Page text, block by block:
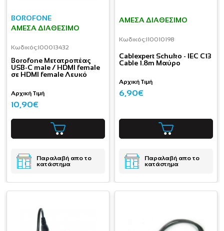
BOROFONE
ΆΜΕΣΑ ΔΙΑΘΈΣΙΜΟ
Κωδικός:I00013432
Borofone Μετατροπέας
USB-C male / HDMI female
σε HDMI female Λευκό
Αρχική Τιμή
10,90€
Παραλαβή απο το
κατάστημα
ΆΜΕΣΑ ΔΙΑΘΈΣΙΜΟ
Κωδικός:I10010198
Cablexpert Schuko - IEC C13
Cable 1.8m Μαύρο
Αρχική Τιμή
6,90€
Παραλαβή απο το
κατάστημα